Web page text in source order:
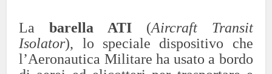
La barella ATI (Aircraft Transit
Isolator), lo speciale dispositivo che
l’Aeronautica Militare ha usato a bordo